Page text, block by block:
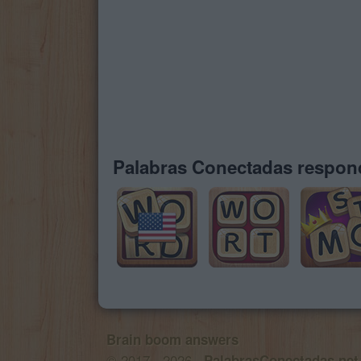
Palabras Conectadas
Brain boom answers